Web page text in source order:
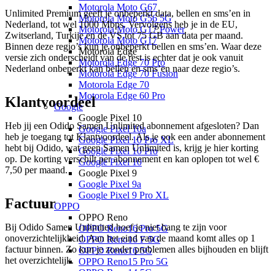
Motorola Moto G67
Motorola Moto G56 5G
Motorola Moto G17 Power
Motorola Moto G17
Motorola Edge
Motorola Edge 70 Pro
Motorola Edge 70 Fusion
Motorola Edge 70
Motorola Edge 60 Pro
Google
Google Pixel 10
Google Pixel 10a
Google Pixel 10 Pro XL
Google Pixel 10 Pro
Google Pixel 10
Google Pixel 9
Google Pixel 9a
Google Pixel 9 Pro XL
OPPO
OPPO Reno
OPPO Reno16 Pro 5G
OPPO Reno16 F 5G
OPPO Reno16 5G
OPPO Reno15 Pro 5G
Unlimited Premium geeft je onbeperkt data, bellen en sms’en in
Nederland, tot wel 1000 Mbps. Vervolgens heb je in de EU,
Zwitserland, Turkije en de VS tot 75 GB aan data per maand.
Binnen deze regio’s kun je onbeperkt bellen en sms’en. Waar deze
versie zich onderscheidt van de rest is echter dat je ook vanuit
Nederland onbeperkt kan bellen en sms’en naar deze regio’s.
Klantvoordeel
Heb jij een Odido Samen Unlimited abonnement afgesloten? Dan
heb je toegang tot Klantvoordeel. Als je ook een ander abonnement
hebt bij Odido, wat geen Samen Unlimited is, krijg je hier korting
op. De korting verschilt per abonnement en kan oplopen tot wel €
7,50 per maand.
Factuur
Bij Odido Samen Unlimited hoef je niet bang te zijn voor
onoverzichtelijkheid. Aan het eind van de maand komt alles op 1
factuur binnen. Zo kun je zonder problemen alles bijhouden en blijft
het overzichtelijk.